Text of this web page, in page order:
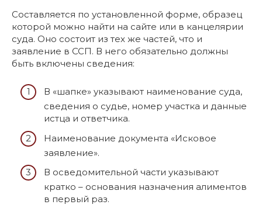
Составляется по установленной форме, образец
которой можно найти на сайте или в канцелярии
суда. Оно состоит из тех же частей, что и
заявление в ССП. В него обязательно должны
быть включены сведения:
В «шапке» указывают наименование суда,
сведения о судье, номер участка и данные
истца и ответчика.
Наименование документа «Исковое
заявление».
В осведомительной части указывают
кратко – основания назначения алиментов
в первый раз.